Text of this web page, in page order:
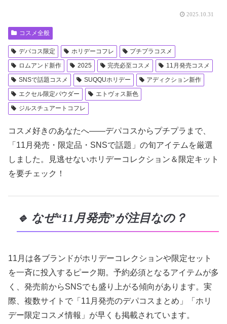
2025.10.31
コスメ全般
デパコス限定 ホリデーコフレ
プチプラコスメ
ロムアンド新作
2025 完売必至コスメ
11月発売コスメ
SNSで話題コスメ
SUQQUホリデー
アディクション新作
エクセル限定パウダー
エトヴォス新色
ジルスチュアートコフレ
コスメ好きのあなたへ――デパコスからプチプラまで、
「11月発売・限定品・SNSで話題」の旬アイテムを厳選
しました。見逃せないホリデーコレクション＆限定キット
を要チェック！
🔹 なぜ“11月発売”が注目なの？
11月は各ブランドがホリデーコレクションや限定セット
を一斉に投入するピーク期。予約必須となるアイテムが多
く、発売前からSNSでも盛り上がる傾向があります。実
際、複数サイトで「11月発売のデパコスまとめ」「ホリ
デー限定コスメ情報」が早くも掲載されています。